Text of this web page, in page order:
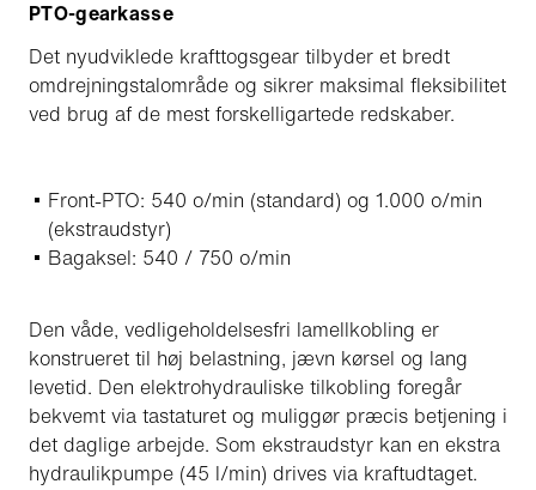
PTO-gearkasse
Det nyudviklede krafttogsgear tilbyder et bredt
omdrejningstalområde og sikrer maksimal fleksibilitet
ved brug af de mest forskelligartede redskaber.
Front-PTO: 540 o/min (standard) og 1.000 o/min
(ekstraudstyr)
Bagaksel: 540 / 750 o/min
Den våde, vedligeholdelsesfri lamellkobling er
konstrueret til høj belastning, jævn kørsel og lang
levetid. Den elektrohydrauliske tilkobling foregår
bekvemt via tastaturet og muliggør præcis betjening i
det daglige arbejde. Som ekstraudstyr kan en ekstra
hydraulikpumpe (45 l/min) drives via kraftudtaget.